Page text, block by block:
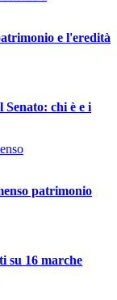
e l'eredità
Senato: chi è e i
patrimonio
su 16 marche